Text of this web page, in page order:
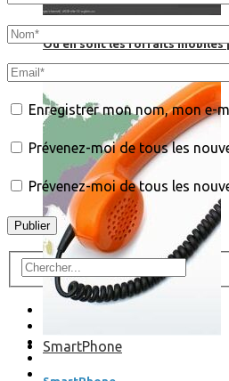
Où en sont les forfaits mobiles
SmartPhone
Enregistrer mon nom, mon e-
Prévenez-moi de tous les
Prévenez-moi de tous les